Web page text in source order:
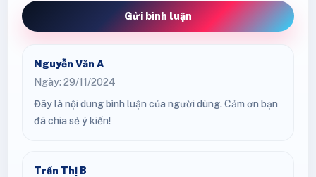
Gửi bình luận
Nguyễn Văn A
Ngày: 29/11/2024
Đây là nội dung bình luận của người dùng. Cảm ơn bạn
đã chia sẻ ý kiến!
Trần Thị B